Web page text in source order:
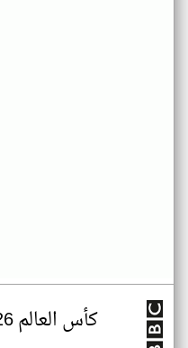
كأس العالم 2026